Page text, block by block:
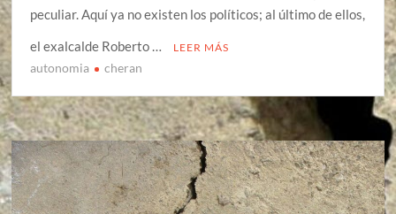
peculiar. Aquí ya no existen los políticos; al último de ellos,
el exalcalde Roberto …
LEER MÁS
autonomia cheran